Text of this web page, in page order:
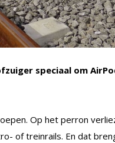
speciaal om
Op het perron
of treinrails. En dat